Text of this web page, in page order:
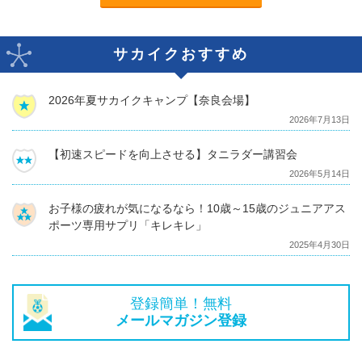
サカイクおすすめ
2026年夏サカイクキャンプ【奈良会場】
2026年7月13日
【初速スピードを向上させる】タニラダー講習会
2026年5月14日
お子様の疲れが気になるなら！10歳～15歳のジュニアアス
ポーツ専用サプリ「キレキレ」
2025年4月30日
登録簡単！無料
メールマガジン登録